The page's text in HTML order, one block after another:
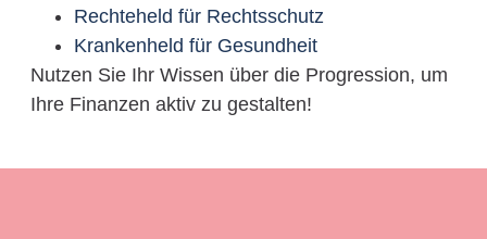
Rechteheld für Rechtsschutz
Krankenheld für Gesundheit
Nutzen Sie Ihr Wissen über die Progression, um
Ihre Finanzen aktiv zu gestalten!